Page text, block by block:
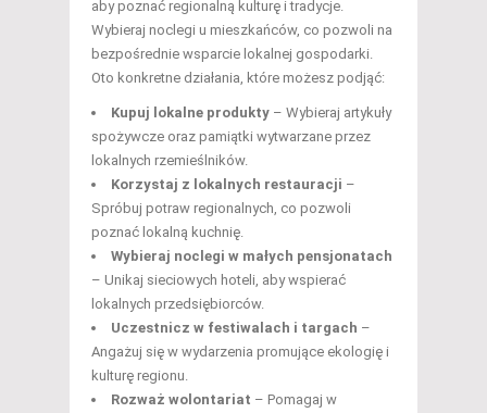
aby poznać regionalną kulturę i tradycje.
Wybieraj noclegi u mieszkańców, co pozwoli na
bezpośrednie wsparcie lokalnej gospodarki.
Oto konkretne działania, które możesz podjąć:
Kupuj lokalne produkty – Wybieraj artykuły
spożywcze oraz pamiątki wytwarzane przez
lokalnych rzemieślników.
Korzystaj z lokalnych restauracji –
Spróbuj potraw regionalnych, co pozwoli
poznać lokalną kuchnię.
Wybieraj noclegi w małych pensjonatach
– Unikaj sieciowych hoteli, aby wspierać
lokalnych przedsiębiorców.
Uczestnicz w festiwalach i targach –
Angażuj się w wydarzenia promujące ekologię i
kulturę regionu.
Rozważ wolontariat – Pomagaj w